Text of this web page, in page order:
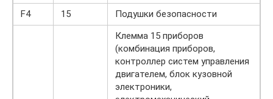
F4
15 Подушки безопасности
Клемма 15 приборов
(комбинация приборов,
контроллер систем управления
двигателем, блок кузовной
электроники,